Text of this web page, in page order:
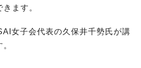
ます。
女子会代表の久保井千勢氏が講